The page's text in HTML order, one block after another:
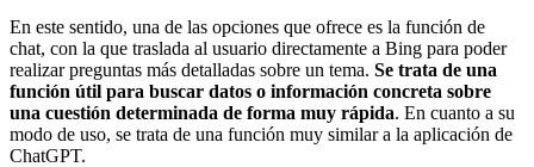
En este sentido, una de las opciones que ofrece es la función de
chat, con la que traslada al usuario directamente a Bing para poder
realizar preguntas más detalladas sobre un tema. Se trata de una
función útil para buscar datos o información concreta sobre
una cuestión determinada de forma muy rápida. En cuanto a su
modo de uso, se trata de una función muy similar a la aplicación de
ChatGPT.